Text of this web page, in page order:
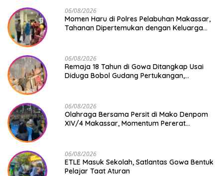
06/08/2026
Momen Haru di Polres Pelabuhan Makassar,
Tahanan Dipertemukan dengan Keluarga
06/08/2026
Remaja 18 Tahun di Gowa Ditangkap Usai
Diduga Bobol Gudang Pertukangan,
06/08/2026
Olahraga Bersama Persit di Mako Denpom
XIV/4 Makassar, Momentum Pererat
06/08/2026
ETLE Masuk Sekolah, Satlantas Gowa Bentuk
Pelajar Taat Aturan